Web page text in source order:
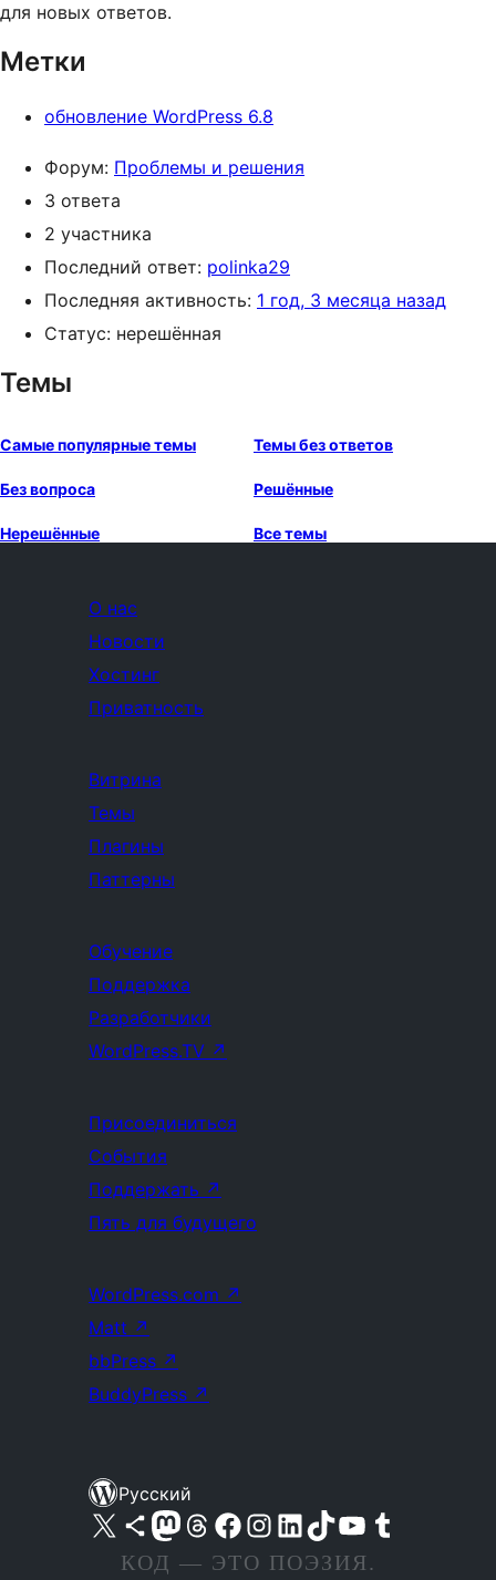
для новых ответов.
Метки
обновление WordPress 6.8
Форум: Проблемы и решения
3 ответа
2 участника
Последний ответ: polinka29
Последняя активность: 1 год, 3 месяца назад
Статус: нерешённая
Темы
Самые популярные темы Темы без ответов
Без вопроса Решённые
Нерешённые Все темы
О нас
Новости
Хостинг
Приватность
Витрина
Темы
Плагины
Паттерны
Обучение
Поддержка
Разработчики
WordPress.TV ↗
Присоединиться
События
Поддержать ↗
Пять для будущего
WordPress.com ↗
Matt ↗
bbPress ↗
BuddyPress ↗
Русский
Посетите нас в X (ранее Twitter)
Посетите нашу учётную запись в Bluesky
Посетите нашу ленту в Mastodon
Посетите нашу учётную запись в Threads
Посетите нашу страницу на Facebook
Посетите наш Instagram
Посетите нашу страницу в LinkedIn
Посетите нашу учётную запись в TikTok
Посетите наш канал YouTube
Посетите нашу учётную запись в Tumblr
КОД — ЭТО ПОЭЗИЯ.